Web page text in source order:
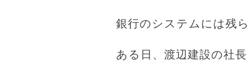
銀行のシステムには残
ある日、渡辺建設の社